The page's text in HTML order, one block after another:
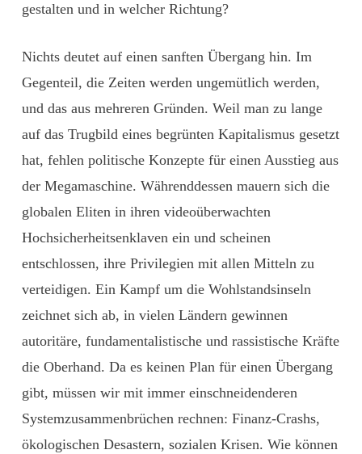
gestalten und in welcher ­Richtung?
Nichts deutet auf einen sanften Übergang hin. Im
Gegenteil, die Zeiten werden ungemütlich werden,
und das aus mehreren Gründen. Weil man zu lange
auf das Trugbild eines begrünten Kapitalismus gesetzt
hat, fehlen politische Konzepte für einen Ausstieg aus
der Megamaschine. Währenddessen mauern sich die
globalen Eliten in ihren videoüberwachten
Hochsicherheits­enklaven ein und scheinen
entschlossen, ihre Privilegien mit allen Mitteln zu
verteidigen. Ein Kampf um die Wohlstandsinseln
zeichnet sich ab, in vielen Ländern gewinnen
autoritäre, fundamentalistische und rassistische Kräfte
die Oberhand. Da es keinen Plan für einen Übergang
gibt, müssen wir mit immer einschneidenderen
Systemzusammenbrüchen rechnen: Finanz-Crashs,
ökologischen Desastern, sozialen Krisen. Wie können